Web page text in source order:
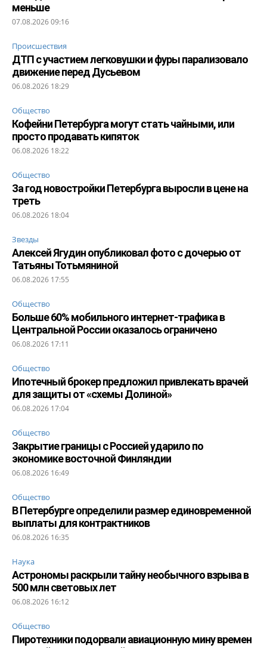
меньше
07.08.2026 09:16
Происшествия
ДТП с участием легковушки и фуры парализовало
движение перед Дусьевом
06.08.2026 18:29
Общество
Кофейни Петербурга могут стать чайными, или
просто продавать кипяток
06.08.2026 18:22
Общество
За год новостройки Петербурга выросли в цене на
треть
06.08.2026 18:04
Звезды
Алексей Ягудин опубликовал фото с дочерью от
Татьяны Тотьмяниной
06.08.2026 17:55
Общество
Больше 60% мобильного интернет-трафика в
Центральной России оказалось ограничено
06.08.2026 17:11
Общество
Ипотечный брокер предложил привлекать врачей
для защиты от «схемы Долиной»
06.08.2026 17:04
Общество
Закрытие границы с Россией ударило по
экономике восточной Финляндии
06.08.2026 16:49
Общество
В Петербурге определили размер единовременной
выплаты для контрактников
06.08.2026 16:35
Наука
Астрономы раскрыли тайну необычного взрыва в
500 млн световых лет
06.08.2026 16:12
Общество
Пиротехники подорвали авиационную мину времен